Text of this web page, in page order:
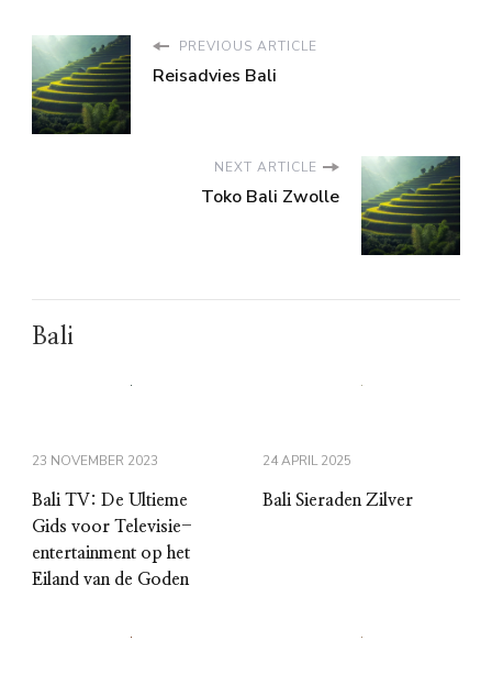
PREVIOUS ARTICLE
Reisadvies Bali
NEXT ARTICLE
Toko Bali Zwolle
Bali
23 NOVEMBER 2023
Bali TV: De Ultieme
Gids voor Televisie-
entertainment op het
Eiland van de Goden
24 APRIL 2025
Bali Sieraden Zilver